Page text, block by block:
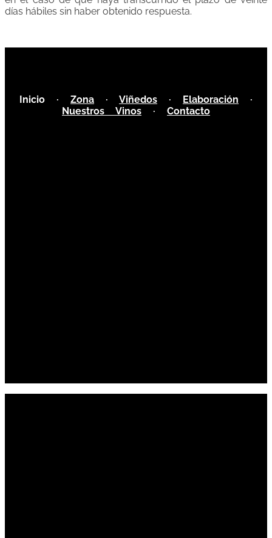
días hábiles sin haber obtenido respuesta.
Inicio · Zona · Viñedos · Elaboración ·
Nuestros Vinos · Contacto